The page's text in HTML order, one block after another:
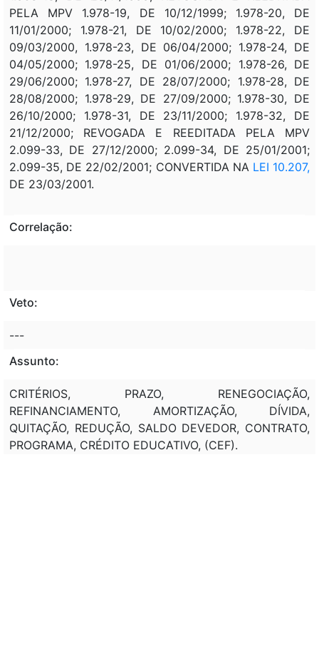
PELA MPV 1.978-19, DE 10/12/1999; 1.978-20, DE
11/01/2000; 1.978-21, DE 10/02/2000; 1.978-22, DE
09/03/2000, 1.978-23, DE 06/04/2000; 1.978-24, DE
04/05/2000; 1.978-25, DE 01/06/2000; 1.978-26, DE
29/06/2000; 1.978-27, DE 28/07/2000; 1.978-28, DE
28/08/2000; 1.978-29, DE 27/09/2000; 1.978-30, DE
26/10/2000; 1.978-31, DE 23/11/2000; 1.978-32, DE
21/12/2000; REVOGADA E REEDITADA PELA MPV
2.099-33, DE 27/12/2000; 2.099-34, DE 25/01/2001;
2.099-35, DE 22/02/2001; CONVERTIDA NA LEI 10.207,
DE 23/03/2001.
Correlação:
Veto:
---
Assunto:
CRITÉRIOS, PRAZO, RENEGOCIAÇÃO,
REFINANCIAMENTO, AMORTIZAÇÃO, DÍVIDA,
QUITAÇÃO, REDUÇÃO, SALDO DEVEDOR, CONTRATO,
PROGRAMA, CRÉDITO EDUCATIVO, (CEF).